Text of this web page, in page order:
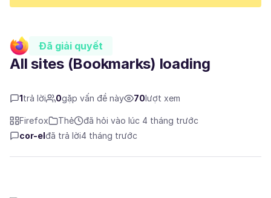
Đã giải quyết
All sites (Bookmarks) loading
1trả lời 0gặp vấn đề này 70lượt xem
Firefox Thẻ
đã hỏi vào lúc 4 tháng trước
cor-elđã trả lời4 tháng trước